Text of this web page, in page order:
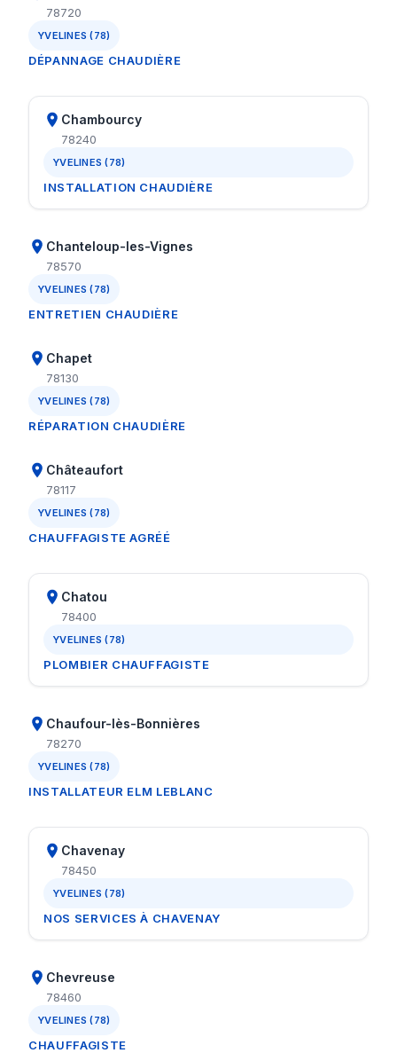
78720
YVELINES (78)
DÉPANNAGE CHAUDIÈRE
Chambourcy
78240
YVELINES (78)
INSTALLATION CHAUDIÈRE
Chanteloup-les-Vignes
78570
YVELINES (78)
ENTRETIEN CHAUDIÈRE
Chapet
78130
YVELINES (78)
RÉPARATION CHAUDIÈRE
Châteaufort
78117
YVELINES (78)
CHAUFFAGISTE AGRÉÉ
Chatou
78400
YVELINES (78)
PLOMBIER CHAUFFAGISTE
Chaufour-lès-Bonnières
78270
YVELINES (78)
INSTALLATEUR ELM LEBLANC
Chavenay
78450
YVELINES (78)
NOS SERVICES À CHAVENAY
Chevreuse
78460
YVELINES (78)
CHAUFFAGISTE